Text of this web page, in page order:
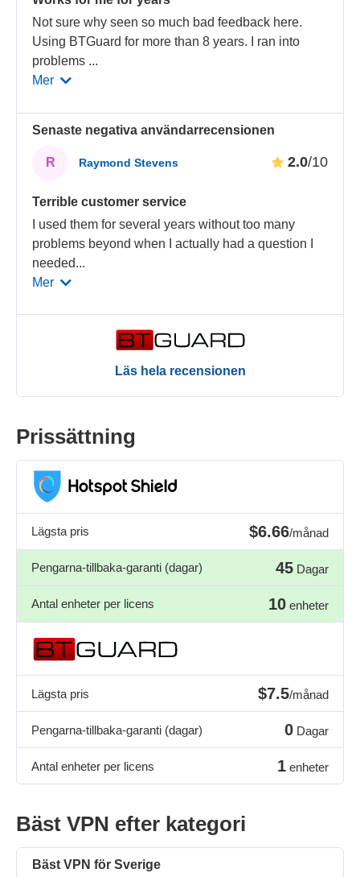
Not sure why seen so much bad feedback here.
Using BTGuard for more than 8 years. I ran into
problems ...
Mer
Senaste negativa användarrecensionen
R Raymond Stevens 2.0/10
Terrible customer service
I used them for several years without too many
problems beyond when I actually had a question I
needed...
Mer
Läs hela recensionen
Prissättning
Lägsta pris $6.66/månad
Pengarna-tillbaka-garanti (dagar) 45 Dagar
Antal enheter per licens 10 enheter
Lägsta pris $7.5/månad
Pengarna-tillbaka-garanti (dagar) 0 Dagar
Antal enheter per licens 1 enheter
Bäst VPN efter kategori
Bäst VPN för Sverige